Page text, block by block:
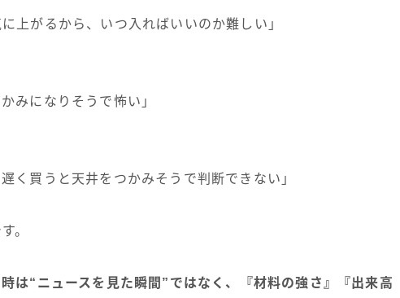
上がるから、いつ入ればいいのか難しい」
みになりそうで怖い」
く買うと天井をつかみそうで判断できない」
。
は“ニュースを見た瞬間”ではなく、『材料の強さ』『出来高